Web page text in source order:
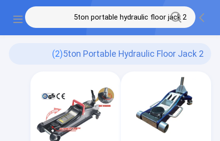
2 5ton Portable Hydraulic Floor Jack
(2)